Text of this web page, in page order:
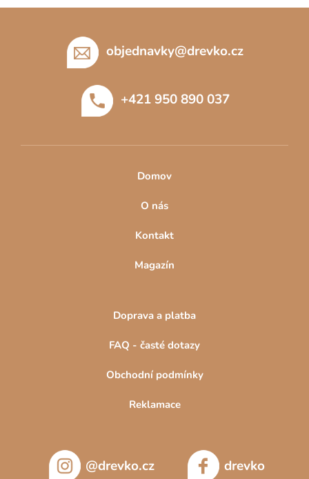
objednavky@drevko.cz
+421 950 890 037
Domov
O nás
Kontakt
Magazín
Doprava a platba
FAQ - časté dotazy
Obchodní podmínky
Reklamace
@drevko.cz drevko